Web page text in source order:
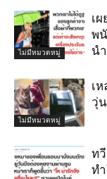
ไม่มีหมวดหมู่
เ
พ
นำ
ไม่มีหมวดหมู่
เ
วุ่
ท
ท